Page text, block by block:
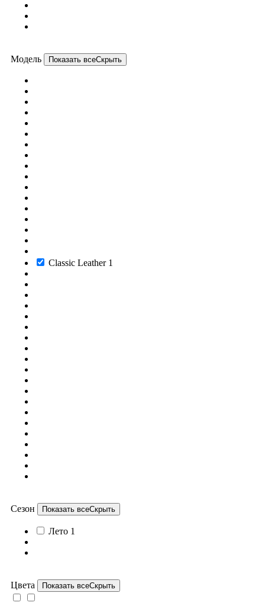
Модель Показать всеСкрыть
Classic Leather 1
Сезон Показать всеСкрыть
Лето 1
Цвета Показать всеСкрыть